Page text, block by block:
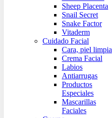
Sheep Placenta
Snail Secret
Snake Factor
Vitaderm
Cuidado Facial
Cara, piel limpia
Crema Facial
Labios
Antiarrugas
Productos
Especiales
Mascarillas
Faciales